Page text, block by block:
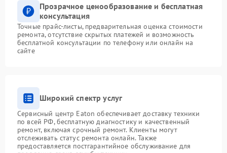
Прозрачное ценообразование и бесплатная
консультация
Точные прайс-листы, предварительная оценка стоимости
ремонта, отсутствие скрытых платежей и возможность
бесплатной консультации по телефону или онлайн на
сайте
Широкий спектр услуг
Сервисный центр Eaton обеспечивает доставку техники
по всей РФ, бесплатную диагностику и качественный
ремонт, включая срочный ремонт. Клиенты могут
отслеживать статус ремонта онлайн. Также
предоставляется постгарантийное обслуживание для